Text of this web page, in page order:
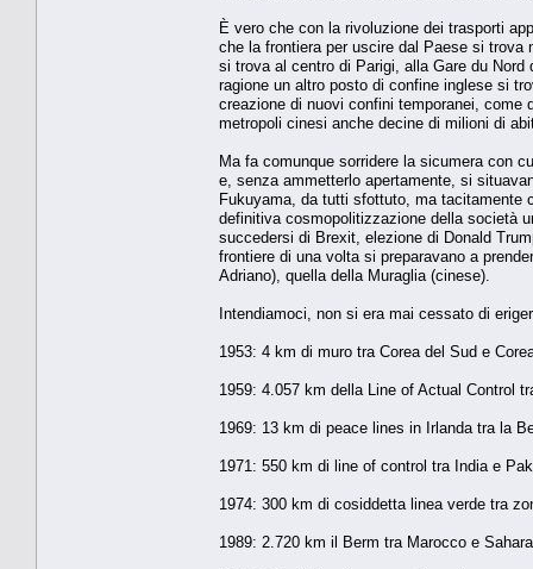
È vero che con la rivoluzione dei trasporti
che la frontiera per uscire dal Paese si trova
si trova al centro di Parigi, alla Gare du
ragione un altro posto di confine inglese si
creazione di nuovi confini temporanei, come
metropoli cinesi anche decine di milioni di
Ma fa comunque sorridere la sicumera con
e, senza ammetterlo apertamente, si
Fukuyama, da tutti sfottuto, ma tacitamente
definitiva cosmopolitizzazione della società
succedersi di Brexit, elezione di Donald
frontiere di una volta si preparavano a
Adriano), quella della Muraglia (cinese).
Intendiamoci, non si era mai cessato di
1953: 4 km di muro tra Corea del Sud e
1959: 4.057 km della Line of Actual Control
1969: 13 km di peace lines in Irlanda tra la
1971: 550 km di line of control tra India e
1974: 300 km di cosiddetta linea verde tra
1989: 2.720 km il Berm tra Marocco e